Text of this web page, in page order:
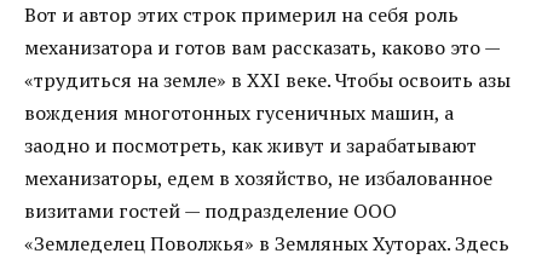
Вот и автор этих строк примерил на себя роль
механизатора и готов вам рассказать, каково это —
«трудиться на земле» в XXI веке. Чтобы освоить азы
вождения многотонных гусеничных машин, а
заодно и посмотреть, как живут и зарабатывают
механизаторы, едем в хозяйство, не избалованное
визитами гостей — подразделение ООО
«Земледелец Поволжья» в Земляных Хуторах. Здесь